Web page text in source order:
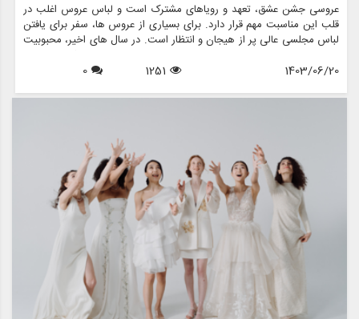
عروسی جشن عشق، تعهد و رویاهای مشترک است و لباس عروس اغلب در
قلب این مناسبت مهم قرار دارد. برای بسیاری از عروس ها، سفر برای یافتن
لباس مجلسی عالی پر از هیجان و انتظار است. در سال های اخیر، محبوبیت
به فرد از نوستالژی و مدرنیته را ارائه می دهد. این مقاله جذابیت طراحی
دوران گذشته را در کنار عناصر معاصر به تصویر می کشد، و چگونه فروشگاه
1403/06/20
1251
0